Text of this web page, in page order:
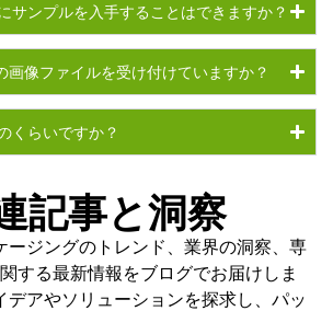
サンプルを入手することはできますか？
画像ファイルを受け付けていますか？
くらいですか？
記事と洞察
ージングのトレンド、業界の洞察、専
する最新情報をブログでお届けしま
デアやソリューションを探求し、パッ